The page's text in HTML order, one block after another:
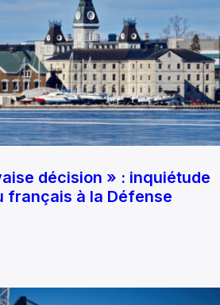
décision » : inquiétude
français à la Défense